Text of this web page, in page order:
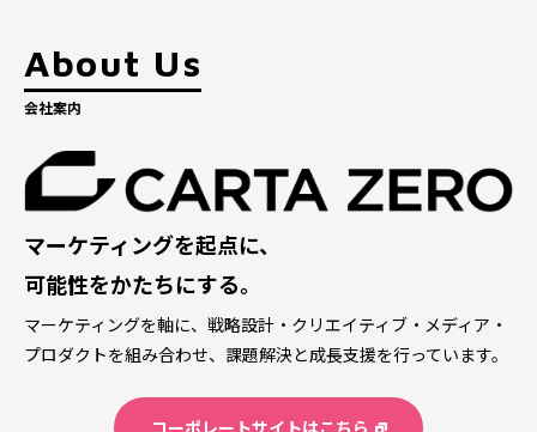
About Us
会社案内
マーケティングを起点に、
可能性をかたちにする。
マーケティングを軸に、戦略設計・クリエイティブ・メディア・
プロダクトを組み合わせ、課題解決と成長支援を行っています。
コーポレートサイトはこちら